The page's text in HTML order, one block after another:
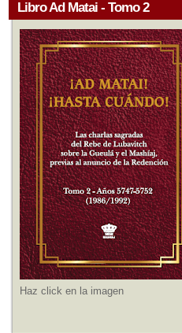
Libro Ad Matai - Tomo 2
Haz click en la imagen